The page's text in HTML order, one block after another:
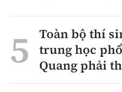
Toàn bộ thí
trung học
Quang phải